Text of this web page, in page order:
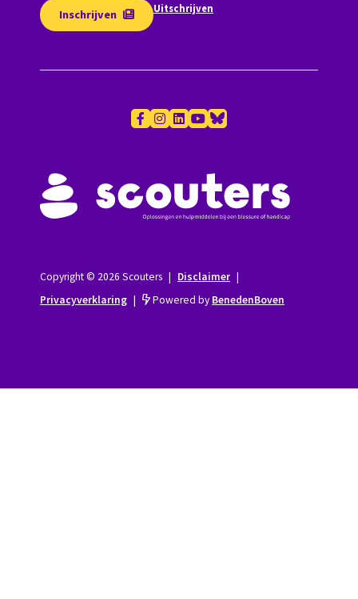
Inschrijven Uitschrijven
Copyright © 2026 Scouters | Disclaimer |
Privacyverklaring | Powered by BenedenBoven